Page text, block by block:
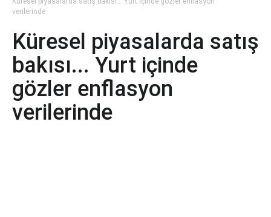
verilerinde
Küresel piyasalarda satış
bakısı... Yurt içinde
gözler enflasyon
verilerinde